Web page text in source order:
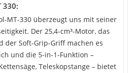
330:
MT-330 überzeugt uns mit seiner
Der 25,4-cm³-Motor, das
der Soft-Grip-Griff machen es
und die 5-in-1-Funktion –
Teleskopstange – bietet